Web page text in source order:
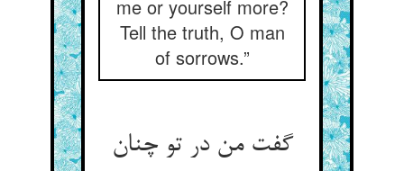
me or yourself more?
Tell the truth, O man
of sorrows.”
گفت من در تو چنان